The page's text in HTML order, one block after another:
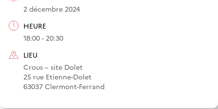
2 décembre 2024
HEURE
18:00 - 20:30
LIEU
Crous – site Dolet
25 rue Etienne-Dolet
63037 Clermont-Ferrand